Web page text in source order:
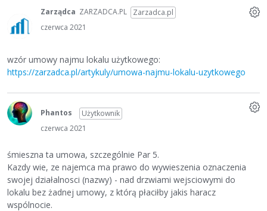
Zarządca Zarzadca.pl
ZARZADCA.PL
czerwca 2021
wzór umowy najmu lokalu użytkowego:
https://zarzadca.pl/artykuly/umowa-najmu-lokalu-uzytkowego
Phantos
Użytkownik
czerwca 2021
śmieszna ta umowa, szczególnie Par 5.
Kazdy wie, ze najemca ma prawo do wywieszenia oznaczenia
swojej działalnosci (nazwy) - nad drzwiami wejsciowymi do
lokalu bez żadnej umowy, z którą płaciłby jakis haracz
wspólnocie.